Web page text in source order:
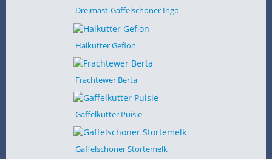
Dreimast-Gaffelschoner Ingo
Haikutter Gefion
Frachtewer Berta
Gaffelkutter Puisie
Gaffelschoner Stortemelk